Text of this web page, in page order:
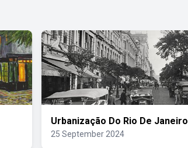
Urbanização Do Rio De Janeiro
25 September 2024